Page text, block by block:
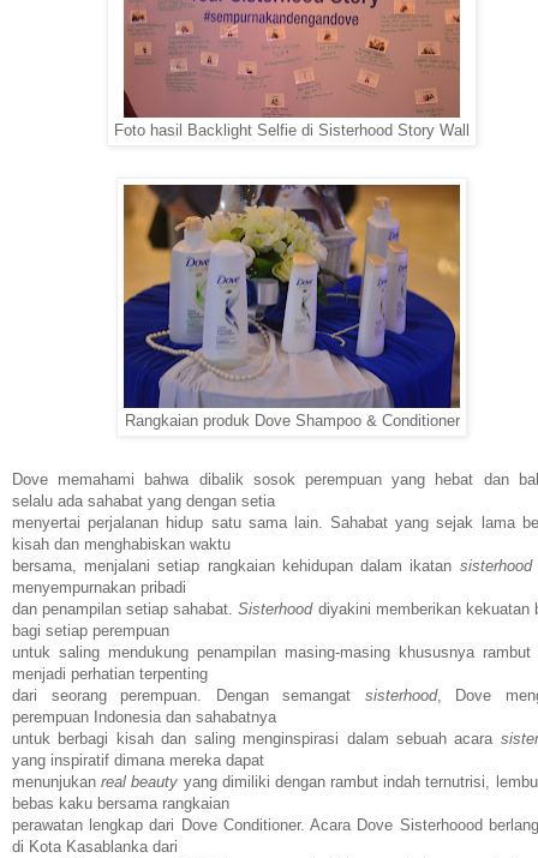
Foto hasil Backlight Selfie di Sisterhood Story Wall
Rangkaian produk Dove Shampoo & Conditioner
Dove memahami bahwa dibalik sosok perempuan yang hebat dan
selalu ada sahabat yang dengan setia
menyertai perjalanan hidup satu sama lain. Sahabat yang sejak lama
kisah dan menghabiskan waktu
bersama, menjalani setiap rangkaian kehidupan dalam ikatan sisterhood
menyempurnakan pribadi
dan penampilan setiap sahabat.Sisterhooddiyakini memberikan kekuatan
bagi setiap perempuan
untuk saling mendukung penampilan masing-masing khususnya rambut
menjadi perhatian terpenting
dari seorang perempuan. Dengan semangat sisterhood, Dove
perempuan Indonesia dan sahabatnya
untuk berbagi kisah dan saling menginspirasi dalam sebuah acara
yang inspiratif dimana mereka dapat
menunjukanreal beauty yang dimiliki dengan rambut indah ternutrisi,
bebas kaku bersama rangkaian
perawatan lengkap dari Dove Conditioner. Acara Dove Sisterhoood
di Kota Kasablanka dari